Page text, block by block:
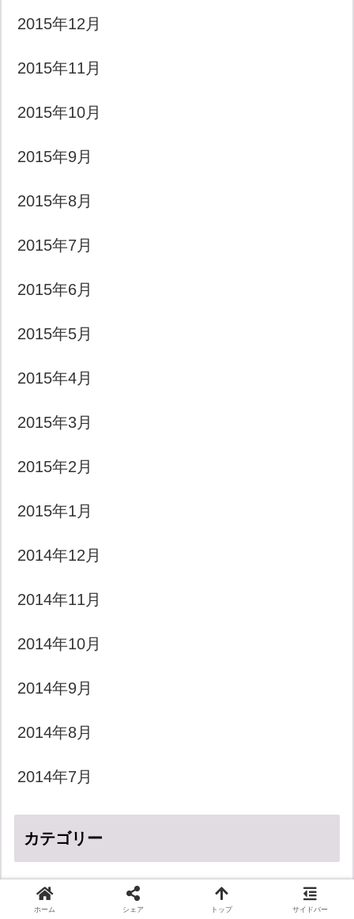
2015年12月
2015年11月
2015年10月
2015年9月
2015年8月
2015年7月
2015年6月
2015年5月
2015年4月
2015年3月
2015年2月
2015年1月
2014年12月
2014年11月
2014年10月
2014年9月
2014年8月
2014年7月
カテゴリー
LGBT
ホーム シェア トップ サイドバー